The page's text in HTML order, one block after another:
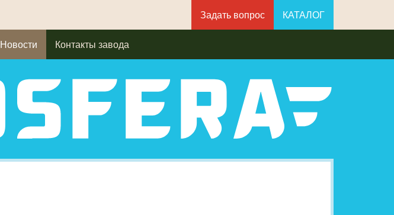
Задать вопрос КАТАЛОГ
Новости Контакты завода